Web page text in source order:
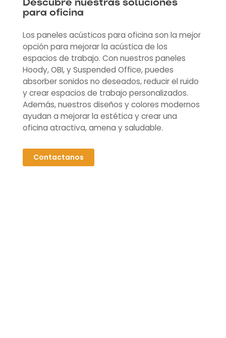
Descubre nuestras soluciones
para oficina
Los paneles acústicos para oficina son la mejor
opción para mejorar la acústica de los
espacios de trabajo. Con nuestros paneles
Hoody, OBI, y Suspended Office, puedes
absorber sonidos no deseados, reducir el ruido
y crear espacios de trabajo personalizados.
Además, nuestros diseños y colores modernos
ayudan a mejorar la estética y crear una
oficina atractiva, amena y saludable.
Contactanos